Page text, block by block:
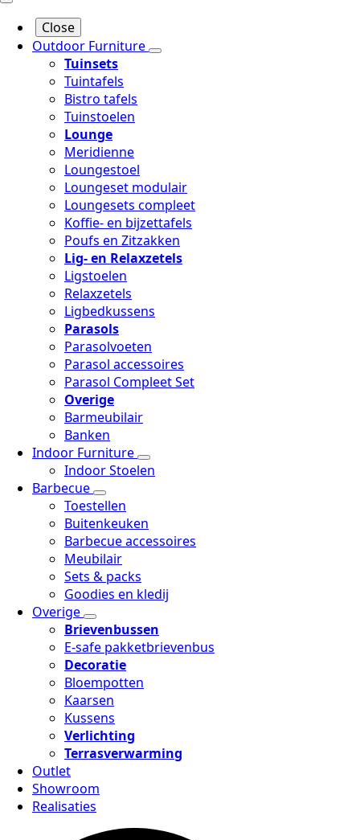
Close
Outdoor Furniture
Tuinsets
Tuintafels
Bistro tafels
Tuinstoelen
Lounge
Meridienne
Loungestoel
Loungeset modulair
Loungesets compleet
Koffie- en bijzettafels
Poufs en Zitzakken
Lig- en Relaxzetels
Ligstoelen
Relaxzetels
Ligbedkussens
Parasols
Parasolvoeten
Parasol accessoires
Parasol Compleet Set
Overige
Barmeubilair
Banken
Indoor Furniture
Indoor Stoelen
Barbecue
Toestellen
Buitenkeuken
Barbecue accessoires
Meubilair
Sets & packs
Goodies en kledij
Overige
Brievenbussen
E-safe pakketbrievenbus
Decoratie
Bloempotten
Kaarsen
Kussens
Verlichting
Terrasverwarming
Outlet
Showroom
Realisaties